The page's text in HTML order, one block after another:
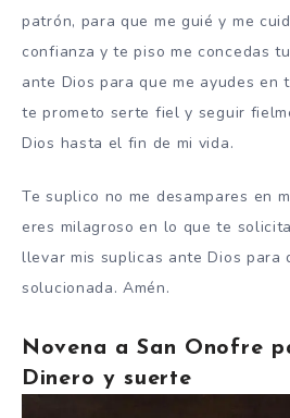
patrón, para que me guié y me
confianza y te piso me concedas
ante Dios para que me ayudes en
te prometo serte fiel y seguir
Dios hasta el fin de mi vida.
Te suplico no me desampares en
eres milagroso en lo que te
llevar mis suplicas ante Dios para
solucionada. Amén.
Novena a San Onofre
Dinero y suerte